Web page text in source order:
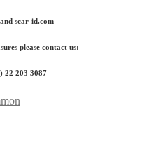
scar-id.com
please contact us:
22 203 3087